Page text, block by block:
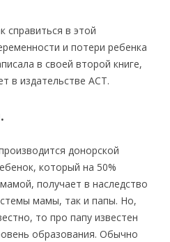
справиться в этой
и потери ребенка
в своей второй книге,
в издательстве АСТ.
донорской
который на 50%
получает в наследство
мамы, так и папы. Но,
то про папу известен
образования. Обычно